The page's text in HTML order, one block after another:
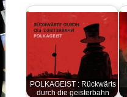
POLKAGEIST : Rückwärts
durch die geisterbahn